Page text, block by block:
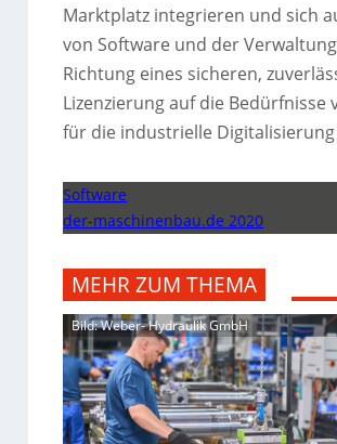
Marktplatz integrieren und sich
von Software und der
Richtung eines sicheren,
Lizenzierung auf die
für die industrielle
Software
der-maschinenbau.de 2020
MEHR ZUM THEMA
Bild: Weber- Hydraulik GmbH